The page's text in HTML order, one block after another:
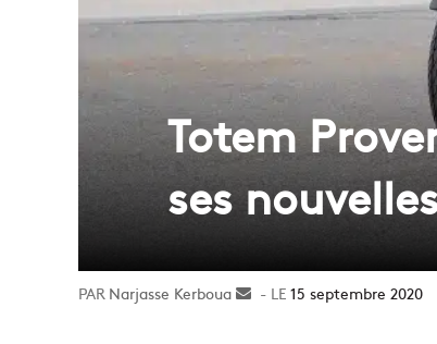
Totem
ses
Narjasse Kerboua
Envoyer15 septembre 2020